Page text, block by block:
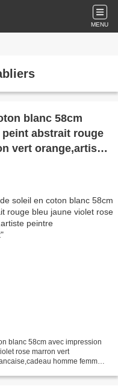
MENU
blanc 58cm
abstrait rouge
vert orange,artiste
blanc 58cm avec impression
rose marron vert
homme femme